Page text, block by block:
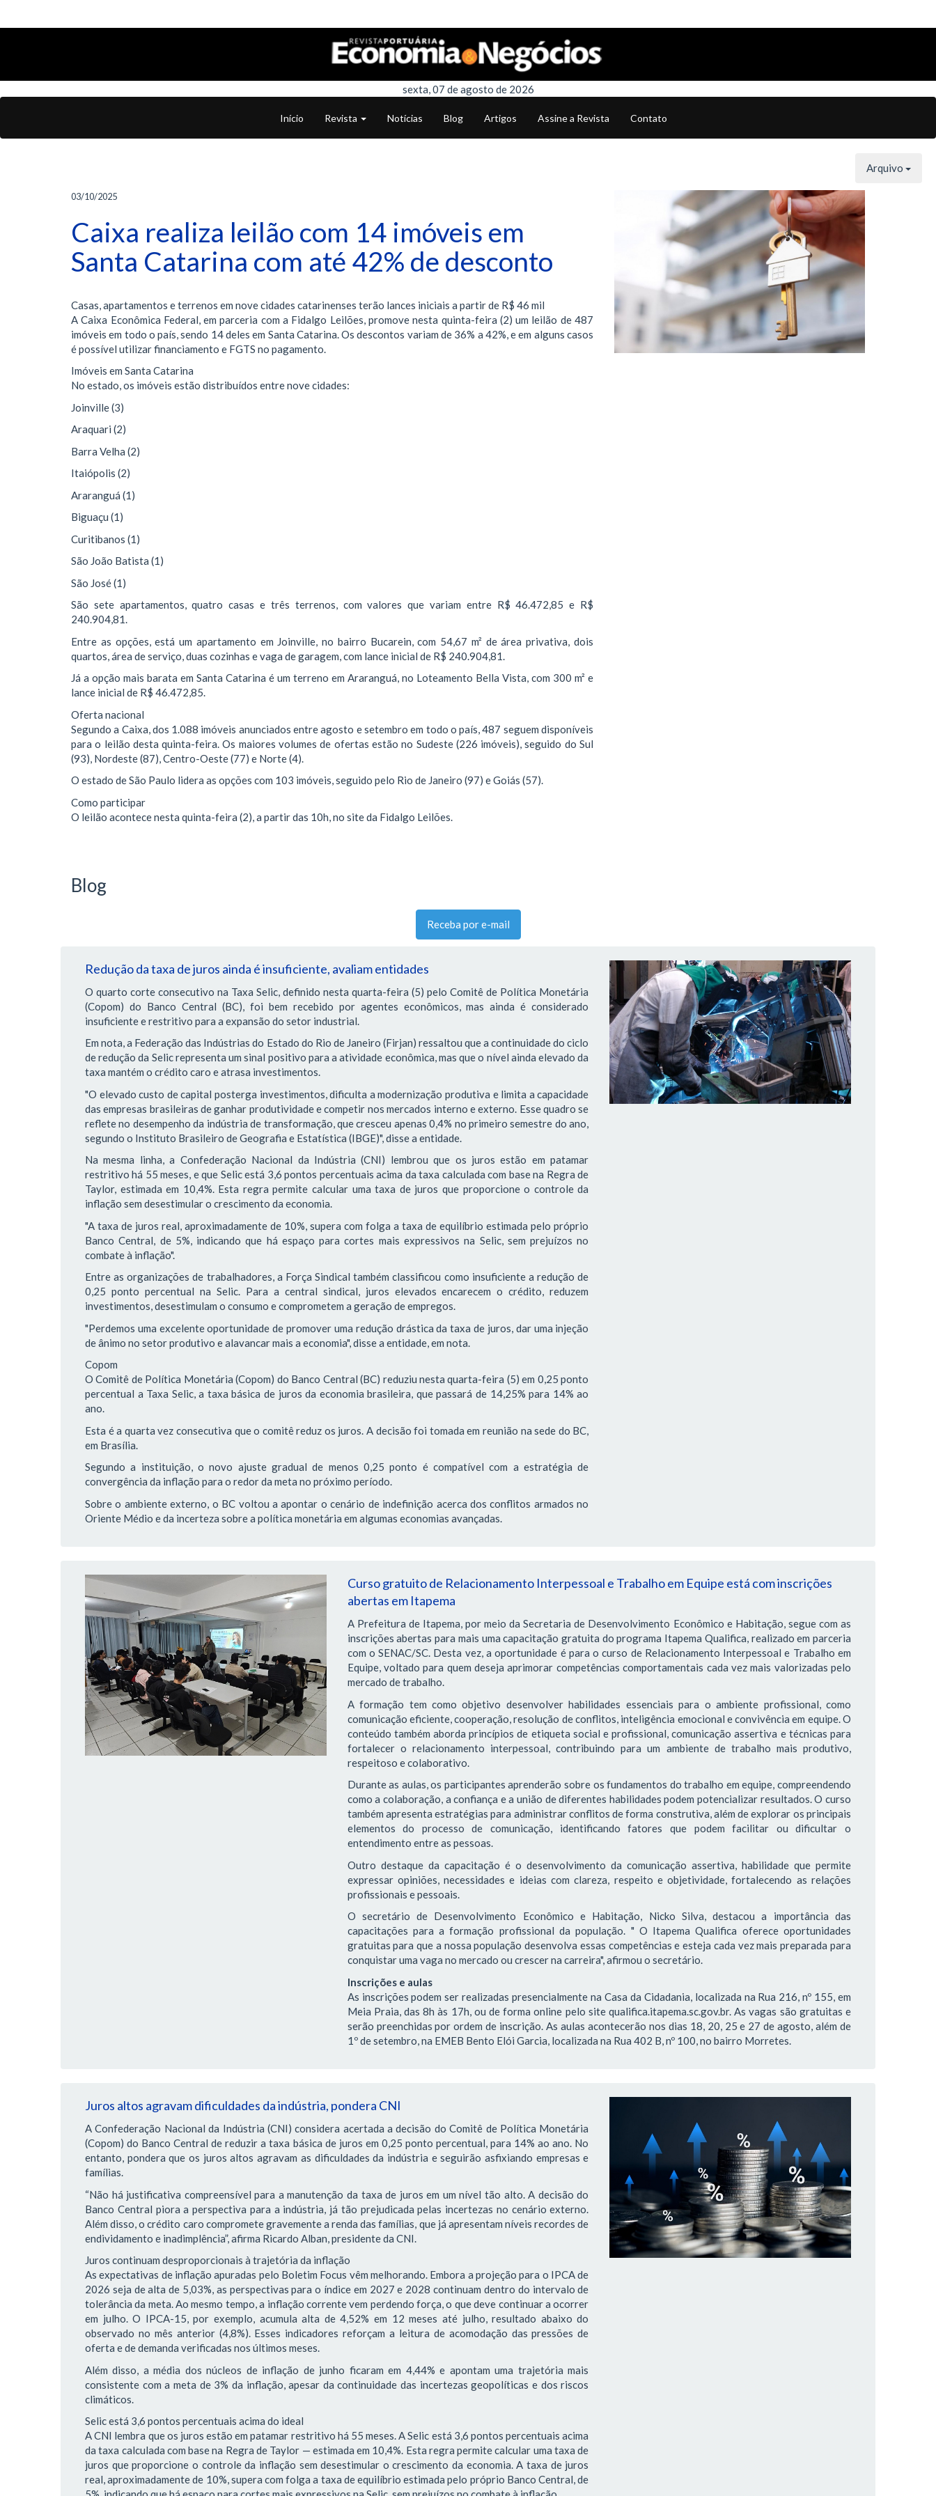
sexta, 07 de agosto de 2026
Início Revista Notícias Blog Artigos Assine a Revista Contato
Arquivo
03/10/2025
Caixa realiza leilão com 14 imóveis em
Santa Catarina com até 42% de desconto
Casas, apartamentos e terrenos em nove cidades catarinenses terão lances iniciais a partir de R$ 46 mil
A Caixa Econômica Federal, em parceria com a Fidalgo Leilões, promove nesta quinta-feira (2) um leilão de 487
imóveis em todo o país, sendo 14 deles em Santa Catarina. Os descontos variam de 36% a 42%, e em alguns casos
é possível utilizar financiamento e FGTS no pagamento.
Imóveis em Santa Catarina
No estado, os imóveis estão distribuídos entre nove cidades:
Joinville (3)
Araquari (2)
Barra Velha (2)
Itaiópolis (2)
Araranguá (1)
Biguaçu (1)
Curitibanos (1)
São João Batista (1)
São José (1)
São sete apartamentos, quatro casas e três terrenos, com valores que variam entre R$ 46.472,85 e R$
240.904,81.
Entre as opções, está um apartamento em Joinville, no bairro Bucarein, com 54,67 m² de área privativa, dois
quartos, área de serviço, duas cozinhas e vaga de garagem, com lance inicial de R$ 240.904,81.
Já a opção mais barata em Santa Catarina é um terreno em Araranguá, no Loteamento Bella Vista, com 300 m² e
lance inicial de R$ 46.472,85.
Oferta nacional
Segundo a Caixa, dos 1.088 imóveis anunciados entre agosto e setembro em todo o país, 487 seguem disponíveis
para o leilão desta quinta-feira. Os maiores volumes de ofertas estão no Sudeste (226 imóveis), seguido do Sul
(93), Nordeste (87), Centro-Oeste (77) e Norte (4).
O estado de São Paulo lidera as opções com 103 imóveis, seguido pelo Rio de Janeiro (97) e Goiás (57).
Como participar
O leilão acontece nesta quinta-feira (2), a partir das 10h, no site da Fidalgo Leilões.
Blog
Receba por e-mail
Redução da taxa de juros ainda é insuficiente, avaliam entidades
O quarto corte consecutivo na Taxa Selic, definido nesta quarta-feira (5) pelo Comitê de Política Monetária
(Copom) do Banco Central (BC), foi bem recebido por agentes econômicos, mas ainda é considerado
insuficiente e restritivo para a expansão do setor industrial.
Em nota, a Federação das Indústrias do Estado do Rio de Janeiro (Firjan) ressaltou que a continuidade do ciclo
de redução da Selic representa um sinal positivo para a atividade econômica, mas que o nível ainda elevado da
taxa mantém o crédito caro e atrasa investimentos.
"O elevado custo de capital posterga investimentos, dificulta a modernização produtiva e limita a capacidade
das empresas brasileiras de ganhar produtividade e competir nos mercados interno e externo. Esse quadro se
reflete no desempenho da indústria de transformação, que cresceu apenas 0,4% no primeiro semestre do ano,
segundo o Instituto Brasileiro de Geografia e Estatística (IBGE)", disse a entidade.
Na mesma linha, a Confederação Nacional da Indústria (CNI) lembrou que os juros estão em patamar
restritivo há 55 meses, e que Selic está 3,6 pontos percentuais acima da taxa calculada com base na Regra de
Taylor, estimada em 10,4%. Esta regra permite calcular uma taxa de juros que proporcione o controle da
inflação sem desestimular o crescimento da economia.
"A taxa de juros real, aproximadamente de 10%, supera com folga a taxa de equilíbrio estimada pelo próprio
Banco Central, de 5%, indicando que há espaço para cortes mais expressivos na Selic, sem prejuízos no
combate à inflação".
Entre as organizações de trabalhadores, a Força Sindical também classificou como insuficiente a redução de
0,25 ponto percentual na Selic. Para a central sindical, juros elevados encarecem o crédito, reduzem
investimentos, desestimulam o consumo e comprometem a geração de empregos.
"Perdemos uma excelente oportunidade de promover uma redução drástica da taxa de juros, dar uma injeção
de ânimo no setor produtivo e alavancar mais a economia", disse a entidade, em nota.
Copom
O Comitê de Política Monetária (Copom) do Banco Central (BC) reduziu nesta quarta-feira (5) em 0,25 ponto
percentual a Taxa Selic, a taxa básica de juros da economia brasileira, que passará de 14,25% para 14% ao
ano.
Esta é a quarta vez consecutiva que o comitê reduz os juros. A decisão foi tomada em reunião na sede do BC,
em Brasília.
Segundo a instituição, o novo ajuste gradual de menos 0,25 ponto é compatível com a estratégia de
convergência da inflação para o redor da meta no próximo período.
Sobre o ambiente externo, o BC voltou a apontar o cenário de indefinição acerca dos conflitos armados no
Oriente Médio e da incerteza sobre a política monetária em algumas economias avançadas.
Curso gratuito de Relacionamento Interpessoal e Trabalho em Equipe está com inscrições
abertas em Itapema
A Prefeitura de Itapema, por meio da Secretaria de Desenvolvimento Econômico e Habitação, segue com as
inscrições abertas para mais uma capacitação gratuita do programa Itapema Qualifica, realizado em parceria
com o SENAC/SC. Desta vez, a oportunidade é para o curso de Relacionamento Interpessoal e Trabalho em
Equipe, voltado para quem deseja aprimorar competências comportamentais cada vez mais valorizadas pelo
mercado de trabalho.
A formação tem como objetivo desenvolver habilidades essenciais para o ambiente profissional, como
comunicação eficiente, cooperação, resolução de conflitos, inteligência emocional e convivência em equipe. O
conteúdo também aborda princípios de etiqueta social e profissional, comunicação assertiva e técnicas para
fortalecer o relacionamento interpessoal, contribuindo para um ambiente de trabalho mais produtivo,
respeitoso e colaborativo.
Durante as aulas, os participantes aprenderão sobre os fundamentos do trabalho em equipe, compreendendo
como a colaboração, a confiança e a união de diferentes habilidades podem potencializar resultados. O curso
também apresenta estratégias para administrar conflitos de forma construtiva, além de explorar os principais
elementos do processo de comunicação, identificando fatores que podem facilitar ou dificultar o
entendimento entre as pessoas.
Outro destaque da capacitação é o desenvolvimento da comunicação assertiva, habilidade que permite
expressar opiniões, necessidades e ideias com clareza, respeito e objetividade, fortalecendo as relações
profissionais e pessoais.
O secretário de Desenvolvimento Econômico e Habitação, Nicko Silva, destacou a importância das
capacitações para a formação profissional da população. " O Itapema Qualifica oferece oportunidades
gratuitas para que a nossa população desenvolva essas competências e esteja cada vez mais preparada para
conquistar uma vaga no mercado ou crescer na carreira", afirmou o secretário.
Inscrições e aulas
As inscrições podem ser realizadas presencialmente na Casa da Cidadania, localizada na Rua 216, nº 155, em
Meia Praia, das 8h às 17h, ou de forma online pelo site qualifica.itapema.sc.gov.br. As vagas são gratuitas e
serão preenchidas por ordem de inscrição. As aulas acontecerão nos dias 18, 20, 25 e 27 de agosto, além de
1º de setembro, na EMEB Bento Elói Garcia, localizada na Rua 402 B, nº 100, no bairro Morretes.
Juros altos agravam dificuldades da indústria, pondera CNI
A Confederação Nacional da Indústria (CNI) considera acertada a decisão do Comitê de Política Monetária
(Copom) do Banco Central de reduzir a taxa básica de juros em 0,25 ponto percentual, para 14% ao ano. No
entanto, pondera que os juros altos agravam as dificuldades da indústria e seguirão asfixiando empresas e
famílias.
“Não há justificativa compreensível para a manutenção da taxa de juros em um nível tão alto. A decisão do
Banco Central piora a perspectiva para a indústria, já tão prejudicada pelas incertezas no cenário externo.
Além disso, o crédito caro compromete gravemente a renda das famílias, que já apresentam níveis recordes de
endividamento e inadimplência”, afirma Ricardo Alban, presidente da CNI.
Juros continuam desproporcionais à trajetória da inflação
As expectativas de inflação apuradas pelo Boletim Focus vêm melhorando. Embora a projeção para o IPCA de
2026 seja de alta de 5,03%, as perspectivas para o índice em 2027 e 2028 continuam dentro do intervalo de
tolerância da meta. Ao mesmo tempo, a inflação corrente vem perdendo força, o que deve continuar a ocorrer
em julho. O IPCA-15, por exemplo, acumula alta de 4,52% em 12 meses até julho, resultado abaixo do
observado no mês anterior (4,8%). Esses indicadores reforçam a leitura de acomodação das pressões de
oferta e de demanda verificadas nos últimos meses.
Além disso, a média dos núcleos de inflação de junho ficaram em 4,44% e apontam uma trajetória mais
consistente com a meta de 3% da inflação, apesar da continuidade das incertezas geopolíticas e dos riscos
climáticos.
Selic está 3,6 pontos percentuais acima do ideal
A CNI lembra que os juros estão em patamar restritivo há 55 meses. A Selic está 3,6 pontos percentuais acima
da taxa calculada com base na Regra de Taylor — estimada em 10,4%. Esta regra permite calcular uma taxa de
juros que proporcione o controle da inflação sem desestimular o crescimento da economia. A taxa de juros
real, aproximadamente de 10%, supera com folga a taxa de equilíbrio estimada pelo próprio Banco Central, de